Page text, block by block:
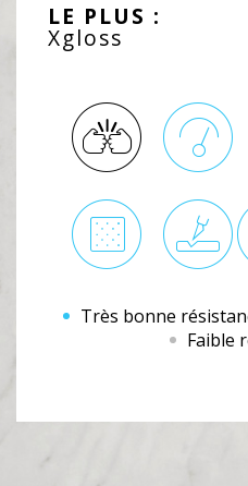
LE PLUS :
Xgloss
Très bonne
Faible